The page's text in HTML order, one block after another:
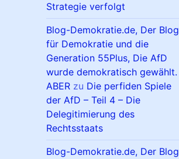
Strategie verfolgt
Blog-Demokratie.de, Der Blog
für Demokratie und die
Generation 55Plus, Die AfD
wurde demokratisch gewählt.
ABER zu Die perfiden Spiele
der AfD – Teil 4 – Die
Delegitimierung des
Rechtsstaats
Blog-Demokratie.de, Der Blog